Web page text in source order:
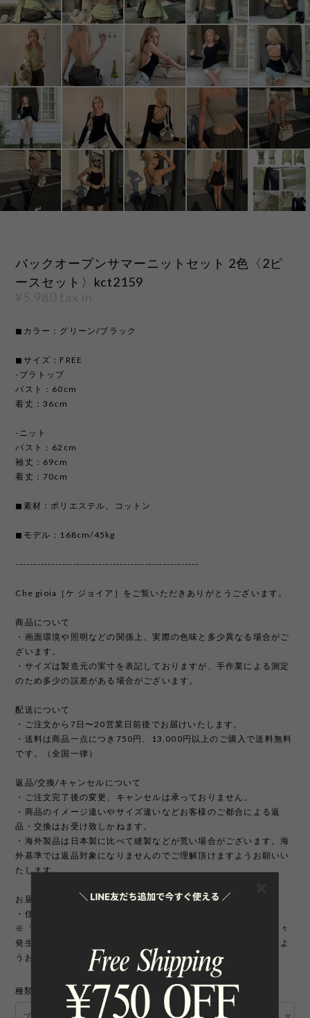
バックオープンサマーニットセット 2色〈2ピ
ースセット〉kct2159
◼︎カラー：グリーン/ブラック
◼︎サイズ：FREE
-ブラトップ
バスト：60cm
着丈：36cm
-ニット
バスト：62cm
袖丈：69cm
着丈：70cm
◼︎素材：ポリエステル、コットン
◼︎モデル：168cm/45kg
---------------------------------------------------
Che gioia［ケ ジョイア］をご覧いただきありがとうございます。
商品について
・画面環境や照明などの関係上、実際の色味と多少異なる場合がご
ざいます。
・サイズは製造元の実寸を表記しておりますが、手作業による測定
のため多少の誤差がある場合がございます。
配送について
・ご注文から7日〜20営業日前後でお届けいたします。
・送料は商品一点につき750円、13,000円以上のご購入で送料無料
です。（全国一律）
返品/交換/キャンセルについて
・ご注文完了後の変更、キャンセルは承っておりません。
・商品のイメージ違いやサイズ違いなどお客様のご都合による返
品・交換はお受け致しかねます。
・海外製品は日本製に比べて縫製などが荒い場合がございます。海
外基準では返品対象になりませんのでご理解頂けますようお願いい
たします。
お届け先について
・住所変更には追加手数料が発生いたします。
※「町名・丁目番地・部屋番号」の住所不備による配送遅延が多々
発生しております。宛先を十分にご確認の上ご注文いただきますよ
うお願いいたします。
種類